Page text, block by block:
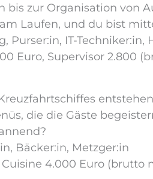
zur Organisation von
Laufen, und du bist
Purser:in, IT-Techniker:in,
Euro, Supervisor 2.800
die die Gäste
Bäcker:in, Metzger:in
4.000 Euro (brutto